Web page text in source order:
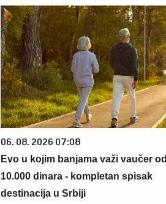
06. 08. 2026 07:08
Evo u kojim banjama važi vaučer od
10.000 dinara - kompletan spisak
destinacija u Srbiji